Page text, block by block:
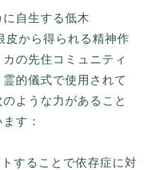
自生する低木
皮から得られる精神作
の先住コミュニティ
的儀式で使用されて
ような力があること
す：
することで依存症に対